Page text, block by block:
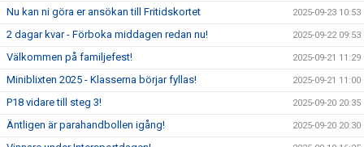
Nu kan ni göra er ansökan till Fritidskortet 2025-09-23 10:53
2 dagar kvar - Förboka middagen redan nu! 2025-09-22 09:53
Välkommen på familjefest! 2025-09-21 11:29
Miniblixten 2025 - Klasserna börjar fyllas! 2025-09-21 11:00
P18 vidare till steg 3! 2025-09-20 20:35
Äntligen är parahandbollen igång! 2025-09-20 20:30